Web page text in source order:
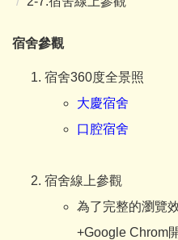
宿舍參觀
宿舍360度全景照
大慶宿舍
口腔宿舍
宿舍線上參觀
為了完整的瀏覽
+Google Chrom